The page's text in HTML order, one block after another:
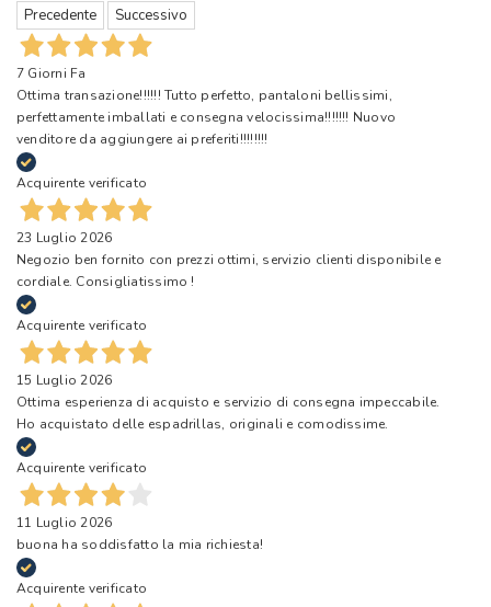
Precedente Successivo
7 Giorni Fa
Ottima transazione!!!!!! Tutto perfetto, pantaloni bellissimi,
perfettamente imballati e consegna velocissima!!!!!!! Nuovo
venditore da aggiungere ai preferiti!!!!!!!!
Acquirente verificato
23 Luglio 2026
Negozio ben fornito con prezzi ottimi, servizio clienti disponibile e
cordiale. Consigliatissimo !
Acquirente verificato
15 Luglio 2026
Ottima esperienza di acquisto e servizio di consegna impeccabile.
Ho acquistato delle espadrillas, originali e comodissime.
Acquirente verificato
11 Luglio 2026
buona ha soddisfatto la mia richiesta!
Acquirente verificato